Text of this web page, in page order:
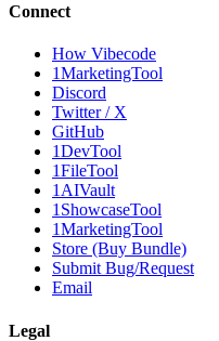
Connect
How Vibecode
1MarketingTool
Discord
Twitter / X
GitHub
1DevTool
1FileTool
1AIVault
1ShowcaseTool
1MarketingTool
Store (Buy Bundle)
Submit Bug/Request
Email
Legal